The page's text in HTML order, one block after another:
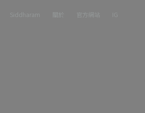
Siddharam 關於 官方網站 IG